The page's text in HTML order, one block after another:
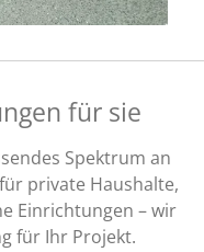
für sie
Spektrum an
private Haushalte,
Einrichtungen – wir
für Ihr Projekt.